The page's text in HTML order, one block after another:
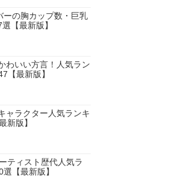
ーの胸カップ数・巨乳
【最新版】
わいい方言！人気ラン
【最新版】
ャラクター人気ランキ
新版】
ティスト歴代人気ラ
【最新版】